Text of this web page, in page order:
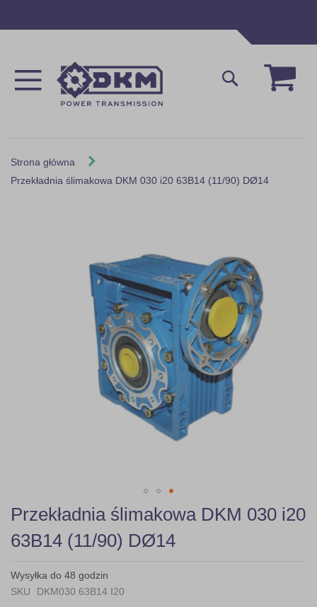
Mój
Szukaj
Strona główna
Przekładnia ślimakowa DKM 030 i20 63B14 (11/90) DØ14
Skip
to
the
beginning
the
images
Przekładnia ślimakowa DKM 030 i20
63B14 (11/90) DØ14
Wysyłka do 48 godzin
SKU
DKM030 63B14 I20